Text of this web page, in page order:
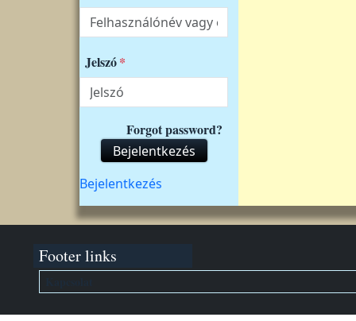
Jelszó
Forgot password?
Bejelentkezés
Felhasználói fiók menüje
Bejelentkezés
Footer links